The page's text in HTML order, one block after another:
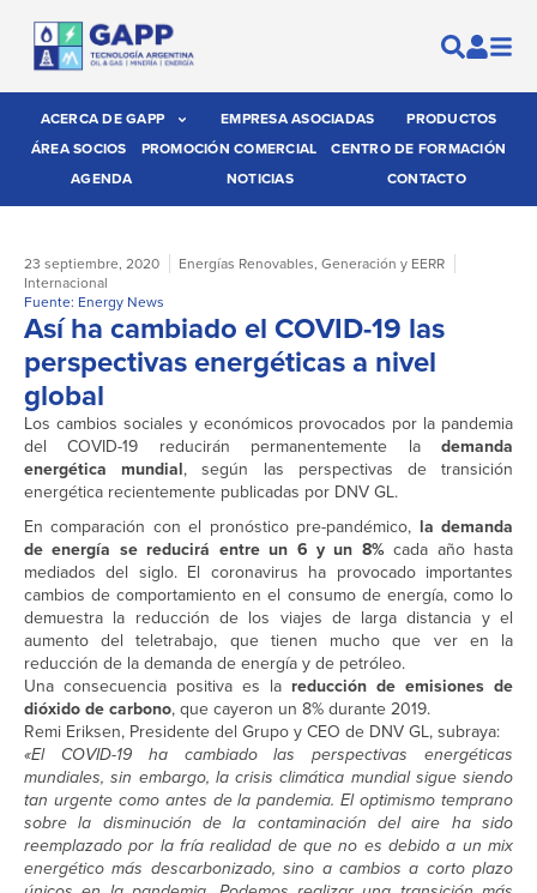
ACERCA DE GAPP EMPRESA ASOCIADAS
PRODUCTOS
ÁREA SOCIOS
PROMOCIÓN COMERCIAL
CENTRO DE FORMACIÓN
AGENDA
NOTICIAS CONTACTO
23 septiembre, 2020 Energías Renovables, Generación y EERR
Internacional
Fuente: Energy News
Así ha cambiado el COVID-19 las
perspectivas energéticas a nivel
global
Los cambios sociales y económicos provocados por la pandemia
del COVID-19 reducirán permanentemente la demanda
energética mundial, según las perspectivas de transición
energética recientemente publicadas por DNV GL.
En comparación con el pronóstico pre-pandémico, la demanda
de energía se reducirá entre un 6 y un 8%cada año hasta
mediados del siglo. El coronavirus ha provocado importantes
cambios de comportamiento en el consumo de energía, como lo
demuestra la reducción de los viajes de larga distancia y el
aumento del teletrabajo, que tienen mucho que ver en la
reducción de la demanda de energía y de petróleo.
Una consecuencia positiva es la reducción de emisiones de
dióxido de carbono, que cayeron un 8% durante 2019.
Remi Eriksen, Presidente del Grupo y CEO de DNV GL, subraya:
«El COVID-19 ha cambiado las perspectivas energéticas
mundiales, sin embargo, la crisis climática mundial sigue siendo
tan urgente como antes de la pandemia. El optimismo temprano
sobre la disminución de la contaminación del aire ha sido
reemplazado por la fría realidad de que no es debido a un mix
energético más descarbonizado, sino a cambios a corto plazo